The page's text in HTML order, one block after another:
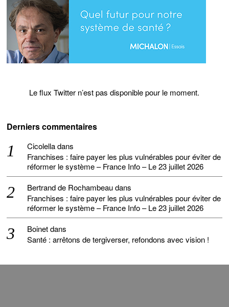
Le flux Twitter n’est pas disponible pour le moment.
Derniers commentaires
Cicolelladans
Franchises : faire payer les plus vulnérables pour éviter de
réformer le système – France Info – Le 23 juillet 2026
Bertrand de Rochambeaudans
Franchises : faire payer les plus vulnérables pour éviter de
réformer le système – France Info – Le 23 juillet 2026
Boinetdans
Santé : arrêtons de tergiverser, refondons avec vision !